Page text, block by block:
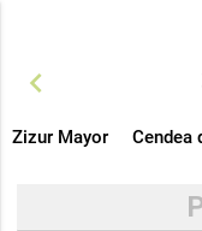
chevron_left
Zizur Mayor Cendea